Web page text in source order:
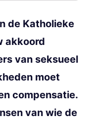
de Katholieke
akkoord
van seksueel
moet
compensatie.
van wie de